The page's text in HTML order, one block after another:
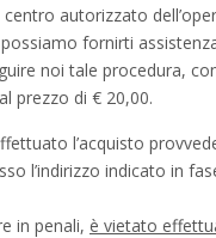
autorizzato
fornirti
noi tale procedura,
prezzo di € 20,00.
l’acquisto
l’indirizzo indicato in
in penali, è vietato